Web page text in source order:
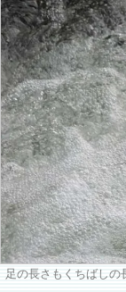
足の長さもくちばし